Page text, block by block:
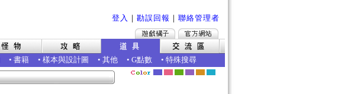
登入 ｜ 勘誤回報 ｜ 聯絡管理者
• 書籍 • 樣本與設計圖 • 其他 • G點數 • 特殊搜尋